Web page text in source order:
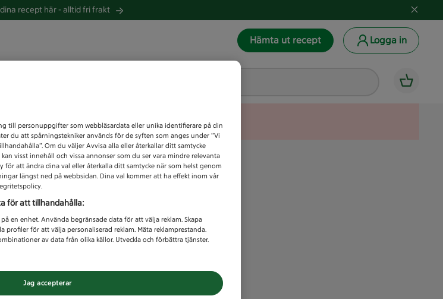
recept här -alltid fri frakt
Hämta ut recept Logga in
Unknown error
till personuppgifter som webbläsardata eller unika identifierare på din
du att spårningstekniker används för de syften som anges under ”Vi
Om du väljer Avvisa alla eller återkallar ditt samtycke
visst innehåll och vissa annonser som du ser vara mindre relevanta
för att ändra dina val eller återkalla ditt samtycke när som helst genom
längst ned på webbsidan. Dina val kommer att ha effekt inom vår
för att tillhandahålla:
en enhet. Använda begränsade data för att välja reklam. Skapa
profiler för att välja personaliserad reklam. Mäta reklamprestanda.
av data från olika källor. Utveckla och förbättra tjänster.
Jag accepterar